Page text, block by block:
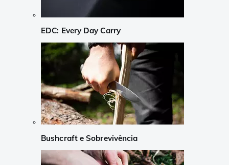
EDC: Every Day Carry
Bushcraft e Sobrevivência